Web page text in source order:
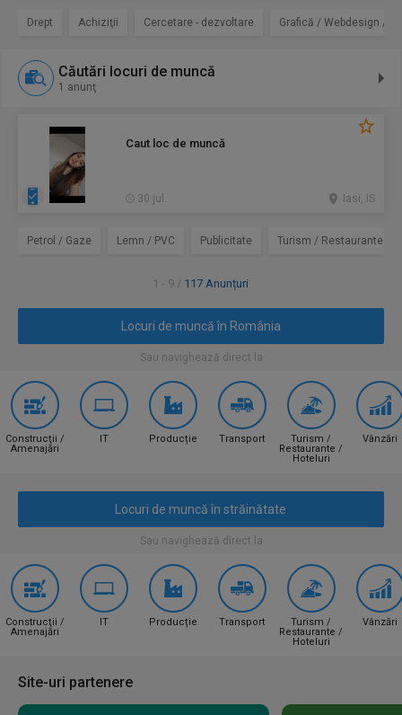
Drept Achiziţii Cercetare - dezvoltare Grafică / Webdesign /
Căutări locuri de muncă
1 anunţ
Caut loc de muncă
30 jul. Iasi, IS
Petrol / Gaze Lemn / PVC Publicitate Turism / Restaurante /
1 - 9 / 117 Anunțuri
Locuri de muncă în România
Sau navighează direct la
Construcţii /
Amenajări
IT Producție Transport
Turism /
Restaurante /
Hoteluri
Vânzări
Locuri de muncă în străinătate
Sau navighează direct la
Construcţii /
Amenajări
IT Producție Transport
Turism /
Restaurante /
Hoteluri
Vânzări
Site-uri partenere